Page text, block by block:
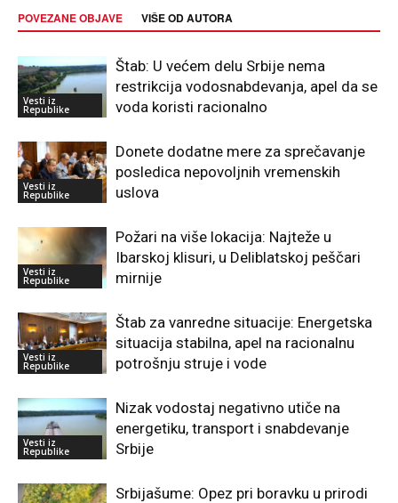
POVEZANE OBJAVE VIŠE OD AUTORA
Vesti iz
Republike
Štab: U većem delu Srbije nema
restrikcija vodosnabdevanja, apel da se
voda koristi racionalno
Vesti iz
Republike
Donete dodatne mere za sprečavanje
posledica nepovoljnih vremenskih
uslova
Vesti iz
Republike
Požari na više lokacija: Najteže u
Ibarskoj klisuri, u Deliblatskoj peščari
mirnije
Vesti iz
Republike
Štab za vanredne situacije: Energetska
situacija stabilna, apel na racionalnu
potrošnju struje i vode
Vesti iz
Republike
Nizak vodostaj negativno utiče na
energetiku, transport i snabdevanje
Srbije
Srbijašume: Opez pri boravku u prirodi